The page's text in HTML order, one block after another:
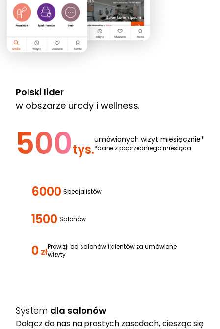
Polski lider
w obszarze urody i wellness.
500tys.
umówionych wizyt miesięcznie*
*dane z poprzedniego miesiąca
6000 Specjalistów
1500 Salonów
0 złProwizji od salonów i klientów za umówione
wizyty
System dla salonów
Dołącz do nas na prostych zasadach, ciesząc się